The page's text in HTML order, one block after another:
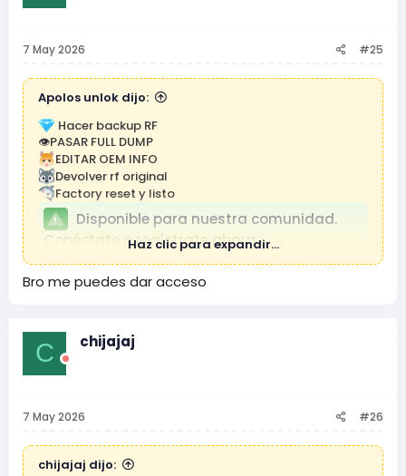
7 May 2026 #25
Apolos unlok dijo:
Hacer backup RF
👁PASAR FULL DUMP
EDITAR OEM INFO
Devolver rf original
Factory reset y listo
Disponible para nuestra comunidad.
Conéctate o regístrate ahora.
Haz clic para expandir...
Bro me puedes dar acceso
C chijajaj
7 May 2026 #26
chijajaj dijo: